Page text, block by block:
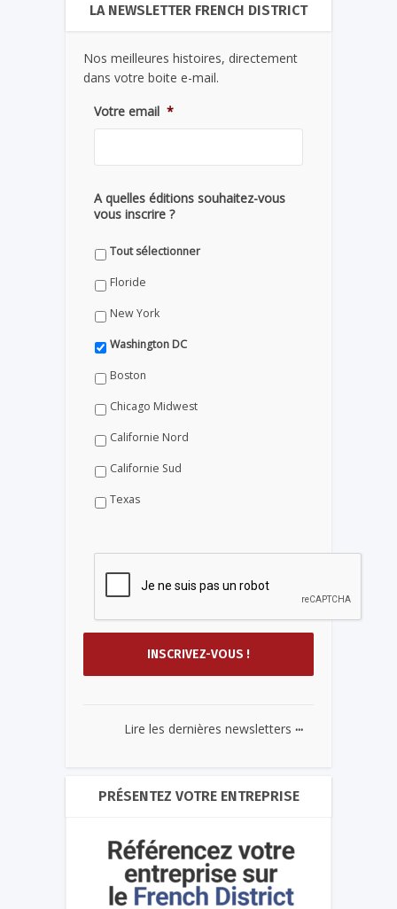
LA NEWSLETTER FRENCH DISTRICT
Nos meilleures histoires, directement
dans votre boite e-mail.
Votre email *
A quelles éditions souhaitez-vous
vous inscrire ?
Tout sélectionner
Floride
New York
Washington DC
Boston
Chicago Midwest
Californie Nord
Californie Sud
Texas
Lire les dernières newsletters ...
PRÉSENTEZ VOTRE ENTREPRISE